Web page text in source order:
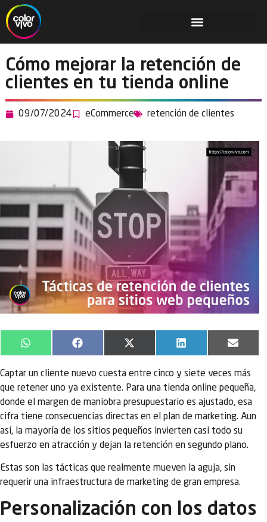
Cómo mejorar la retención de
clientes en tu tienda online
09/07/2024 eCommerce retención de clientes
WhatsApp Facebook
X
(Twitter)
LinkedIn Email
Captar un cliente nuevo cuesta entre cinco y siete veces más
que retener uno ya existente. Para una tienda online pequeña,
donde el margen de maniobra presupuestario es ajustado, esa
cifra tiene consecuencias directas en el plan de marketing. Aun
así, la mayoría de los sitios pequeños invierten casi todo su
esfuerzo en atracción y dejan la retención en segundo plano.
Estas son las tácticas que realmente mueven la aguja, sin
requerir una infraestructura de marketing de gran empresa.
Personalización con los datos